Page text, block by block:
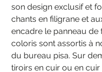
son design exclusif et
chants en filigrane et
encadre le panneau de
coloris sont assortis à
du bureau pisa. Sur
tiroirs en cuir ou en